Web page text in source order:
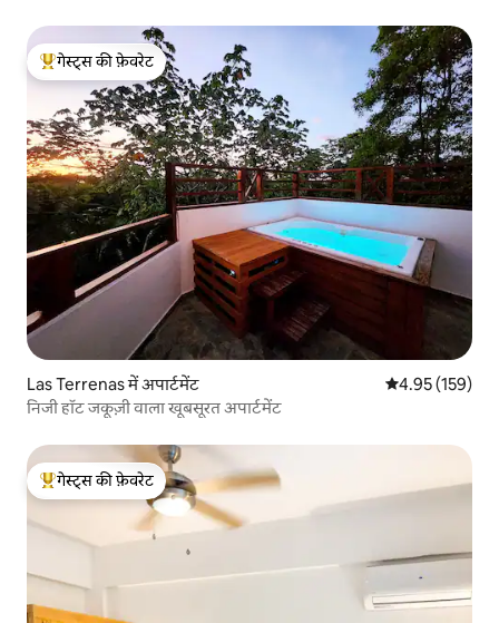
गेस्ट्स का टॉप फ़ेवरेट
गेस्ट्स की फ़ेवरेट
Las Terrenas में अपार्टमेंट औसत रेटिंग 5 में से
4.95 (159)
निजी हॉट जकूज़ी वाला खूबसूरत अपार्टमेंट
गेस्ट्स का टॉप फ़ेवरेट
गेस्ट्स की फ़ेवरेट